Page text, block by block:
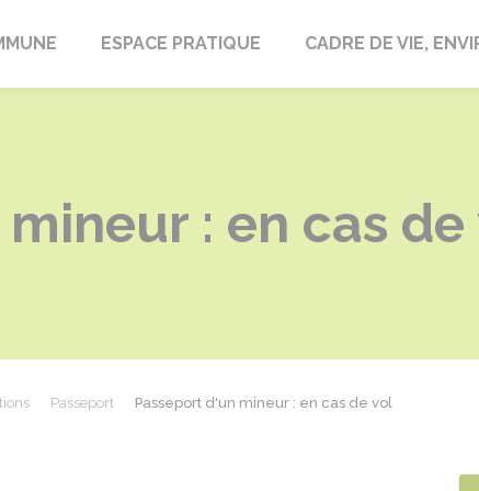
en-LignièresESPACE PRATIQUE CADRE DE VIE,
: en cas
Passeport Passeport d'un mineur : en cas de vol